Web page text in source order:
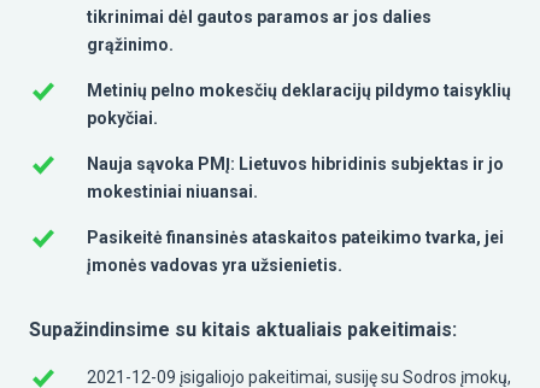
tikrinimai dėl gautos paramos ar jos dalies
grąžinimo.
Metinių pelno mokesčių deklaracijų pildymo taisyklių
pokyčiai.
Nauja sąvoka PMĮ: Lietuvos hibridinis subjektas ir jo
mokestiniai niuansai.
Pasikeitė finansinės ataskaitos pateikimo tvarka, jei
įmonės vadovas yra užsienietis.
Supažindinsime su kitais aktualiais pakeitimais:
2021-12-09 įsigaliojo pakeitimai, susiję su Sodros įmokų,